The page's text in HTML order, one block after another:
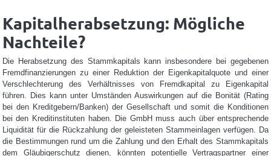
Kapitalherabsetzung: Mögliche
Nachteile?
Die Herabsetzung des Stammkapitals kann insbesondere bei gegebenen
Fremdfinanzierungen zu einer Reduktion der Eigenkapitalquote und einer
Verschlechterung des Verhältnisses von Fremdkapital zu Eigenkapital
führen. Dies kann unter Umständen Auswirkungen auf die Bonität (Rating
bei den Kreditgebern/Banken) der Gesellschaft und somit die Konditionen
bei den Kreditinstituten haben. Die GmbH muss auch über entsprechende
Liquidität für die Rückzahlung der geleisteten Stammeinlagen verfügen. Da
die Bestimmungen rund um die Zahlung und den Erhalt des Stammkapitals
dem Gläubigerschutz dienen, könnten potentielle Vertragspartner einer